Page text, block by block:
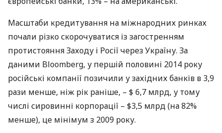
Масштаби кредитування на міжнародних ринках
почали різко скорочуватися із загостренням
протистояння Заходу і Росії через Україну. За
даними Bloomberg, у першій половині 2014 року
російські компанії позичили у західних банків в 3,9
рази менше, ніж рік раніше, – $ 6,7 млрд, у тому
числі сировинні корпорації – $3,5 млрд (на 82%
менше), це мінімум з 2009 року.